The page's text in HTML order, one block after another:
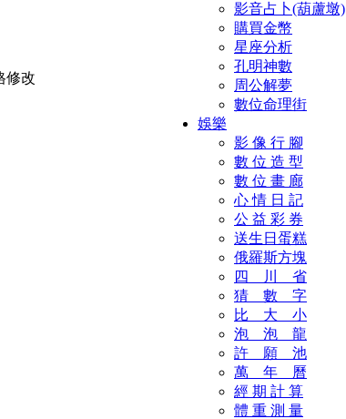
影音占卜(葫蘆墩)
購買金幣
星座分析
孔明神數
周公解夢
數位命理街
娛樂
影 像 行 腳
數 位 造 型
數 位 畫 廊
心 情 日 記
公 益 彩 券
送生日蛋糕
俄羅斯方塊
四 川 省
猜 數 字
比 大 小
泡 泡 龍
許 願 池
萬 年 曆
經 期 計 算
體 重 測 量